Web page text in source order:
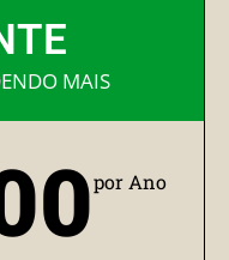
MAIS
por Ano